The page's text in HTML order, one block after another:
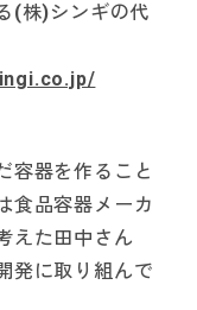
(株)シンギの代
容器を作ること
食品容器メーカ
えた田中さん
発に取り組んで